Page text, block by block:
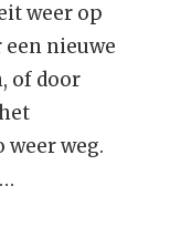
weer op
een nieuwe
of door
weg.